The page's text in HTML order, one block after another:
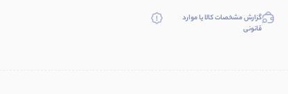
گزارش مشخصات کالا یا موارد
قانونی